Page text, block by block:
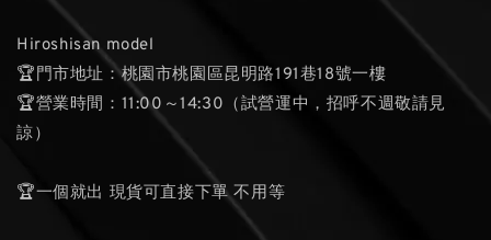
Hiroshisan model
🏆門市地址：桃園市桃園區昆明路191巷18號一樓
🏆營業時間：11:00～14:30（試營運中，招呼不週敬請見
諒）
🏆一個就出 現貨可直接下單 不用等